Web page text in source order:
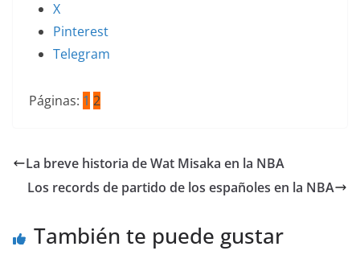
X
Pinterest
Telegram
Páginas: 1 2
La breve historia de Wat Misaka en la NBA
Los records de partido de los españoles en la NBA
También te puede gustar